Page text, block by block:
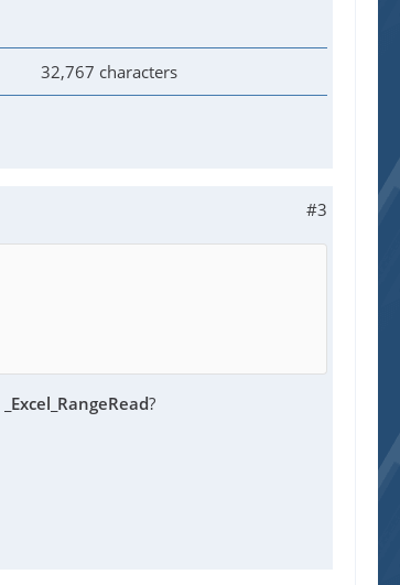
32,767 characters
#3
_Excel_RangeRead?